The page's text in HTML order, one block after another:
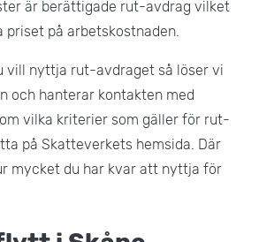
är berättigade rut-avdrag vilket
priset på arbetskostnaden.
vill nyttja rut-avdraget så löser vi
och hanterar kontakten med
vilka kriterier som gäller för rut-
på Skatteverkets hemsida. Där
mycket du har kvar att nyttja för